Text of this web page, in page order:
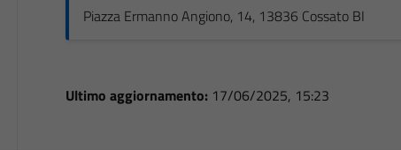
Piazza Ermanno Angiono, 14, 13836 Cossato BI
Ultimo aggiornamento: 17/06/2025, 15:23